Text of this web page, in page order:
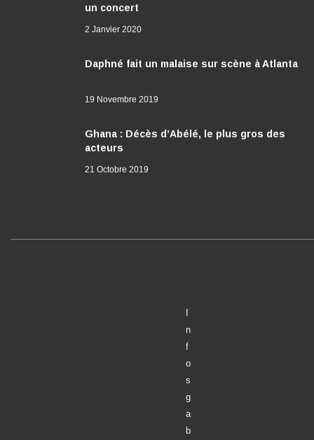
un concert
2 Janvier 2020
Daphné fait un malaise sur scène à Atlanta
19 Novembre 2019
Ghana : Décès d’Abélé, le plus gros des
acteurs
21 Octobre 2019
n
f
o
s
g
a
b